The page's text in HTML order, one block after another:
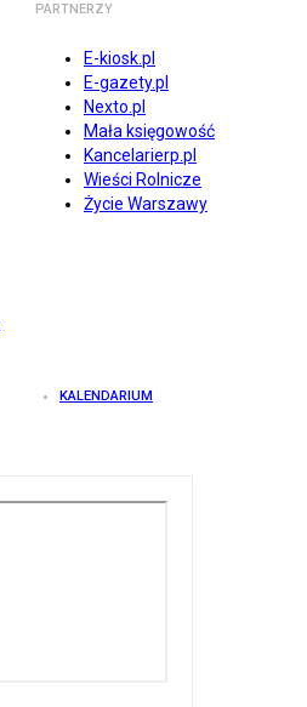
PARTNERZY
E-kiosk.pl
E-gazety.pl
Nexto.pl
Mała księgowość
Kancelarierp.pl
Wieści Rolnicze
Życie Warszawy
KALENDARIUM